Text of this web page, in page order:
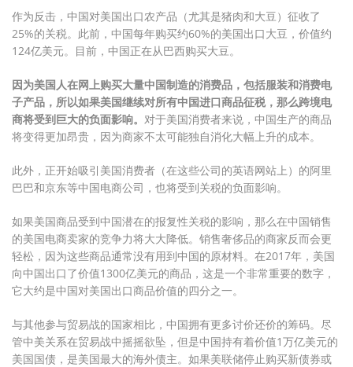
作为反击，中国对美国出口农产品（尤其是猪肉和大豆）征收了
25%的关税。此前，中国每年购买约60%的美国出口大豆，价值约
124亿美元。目前，中国正在从巴西购买大豆。
因为美国人在网上购买大量中国制造的消费品，包括服装和消费电
子产品，所以如果美国继续对所有中国进口商品征税，那么跨境电
商将受到巨大的负面影响。 对于美国消费者来说，中国生产的商品
将变得更加昂贵，因为商家不太可能独自消化大幅上升的成本。
此外，正开始吸引美国消费者（在这些公司的英语网站上）的阿里
巴巴和京东等中国电商公司，也将受到关税的负面影响。
如果美国商品受到中国潜在的报复性关税的影响，那么在中国销售
的美国电商卖家的竞争力将大大降低。销售奢侈品的商家反而会更
轻松，因为这些商品通常没有用到中国的原材料。在2017年，美国
向中国出口了价值1300亿美元的商品，这是一个非常重要的数字，
它大约是中国对美国出口商品价值的四分之一。
与其他参与贸易战的国家相比，中国拥有更多讨价还价的筹码。尽
管中美关系在贸易战中摇摇欲坠，但是中国持有着价值1万亿美元的
美国国债，是美国最大的海外债主。如果美联储停止购买新债券或